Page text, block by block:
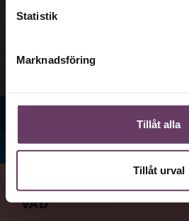
Statistik
Marknadsföring
Tillåt alla
Tillåt urval
VAD
Jenny